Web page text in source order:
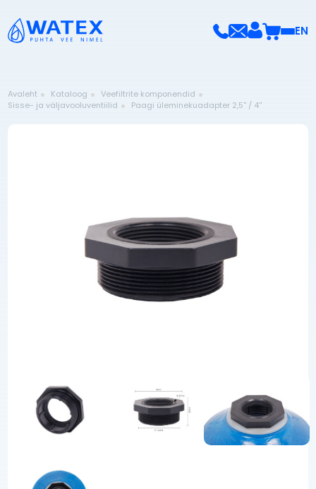
EN
Avaleht Kataloog
Veefiltrite komponendid
Sisse- ja väljavooluventiilid
Paagi üleminekuadapter 2,5'' / 4''